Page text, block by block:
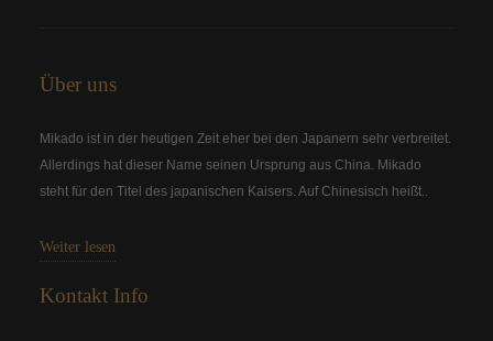
Über uns
Mikado ist in der heutigen Zeit eher bei den Japanern sehr verbreitet.
Allerdings hat dieser Name seinen Ursprung aus China. Mikado
steht für den Titel des japanischen Kaisers. Auf Chinesisch heißt..
Weiter lesen
Kontakt Info